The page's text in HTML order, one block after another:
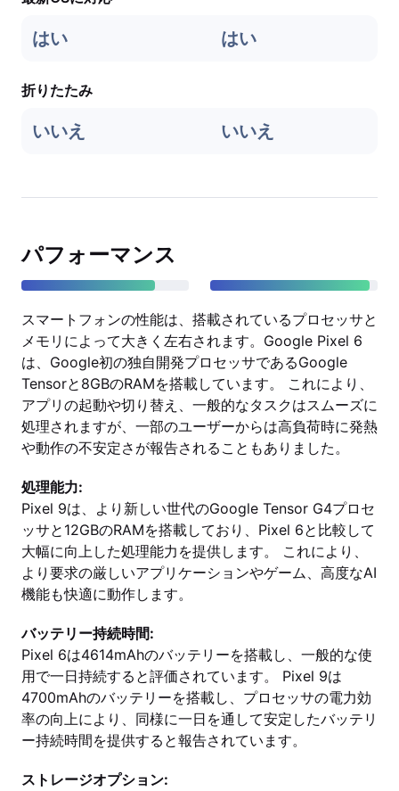
はい はい
折りたたみ
いいえ いいえ
パフォーマンス
スマートフォンの性能は、搭載されているプロセッサと
メモリによって大きく左右されます。Google Pixel 6
は、Google初の独自開発プロセッサであるGoogle
Tensorと8GBのRAMを搭載しています。 これにより、
アプリの起動や切り替え、一般的なタスクはスムーズに
処理されますが、一部のユーザーからは高負荷時に発熱
や動作の不安定さが報告されることもありました。
処理能力:
Pixel 9は、より新しい世代のGoogle Tensor G4プロセ
ッサと12GBのRAMを搭載しており、Pixel 6と比較して
大幅に向上した処理能力を提供します。 これにより、
より要求の厳しいアプリケーションやゲーム、高度なAI
機能も快適に動作します。
バッテリー持続時間:
Pixel 6は4614mAhのバッテリーを搭載し、一般的な使
用で一日持続すると評価されています。 Pixel 9は
4700mAhのバッテリーを搭載し、プロセッサの電力効
率の向上により、同様に一日を通して安定したバッテリ
ー持続時間を提供すると報告されています。
ストレージオプション: